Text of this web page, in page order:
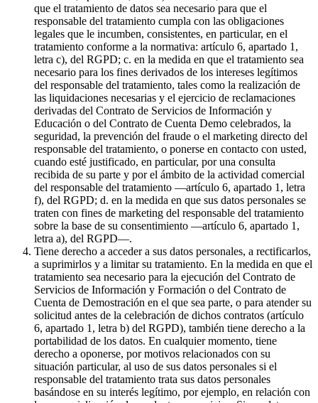
que el tratamiento de datos sea necesario para que el
responsable del tratamiento cumpla con las obligaciones
legales que le incumben, consistentes, en particular, en el
tratamiento conforme a la normativa: artículo 6, apartado 1,
letra c), del RGPD; c. en la medida en que el tratamiento sea
necesario para los fines derivados de los intereses legítimos
del responsable del tratamiento, tales como la realización de
las liquidaciones necesarias y el ejercicio de reclamaciones
derivadas del Contrato de Servicios de Información y
Educación o del Contrato de Cuenta Demo celebrados, la
seguridad, la prevención del fraude o el marketing directo del
responsable del tratamiento, o ponerse en contacto con usted,
cuando esté justificado, en particular, por una consulta
recibida de su parte y por el ámbito de la actividad comercial
del responsable del tratamiento —artículo 6, apartado 1, letra
f), del RGPD; d. en la medida en que sus datos personales se
traten con fines de marketing del responsable del tratamiento
sobre la base de su consentimiento —artículo 6, apartado 1,
letra a), del RGPD—.
Tiene derecho a acceder a sus datos personales, a rectificarlos,
a suprimirlos y a limitar su tratamiento. En la medida en que el
tratamiento sea necesario para la ejecución del Contrato de
Servicios de Información y Formación o del Contrato de
Cuenta de Demostración en el que sea parte, o para atender su
solicitud antes de la celebración de dichos contratos (artículo
6, apartado 1, letra b) del RGPD), también tiene derecho a la
portabilidad de los datos. En cualquier momento, tiene
derecho a oponerse, por motivos relacionados con su
situación particular, al uso de sus datos personales si el
responsable del tratamiento trata sus datos personales
basándose en su interés legítimo, por ejemplo, en relación con